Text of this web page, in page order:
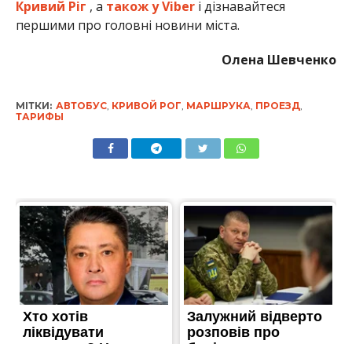
Кривий Ріг , а також у Viberі дізнавайтеся
першими про головні новини міста.
Олена Шевченко
МІТКИ: АВТОБУС, КРИВОЙ РОГ МАРШРУКА ПРОЕЗД,
ТАРИФЫ